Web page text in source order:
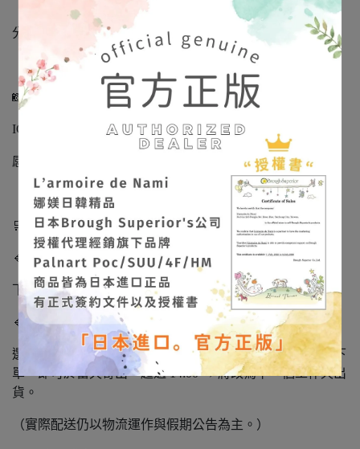
分享這份細緻、溫柔且充滿靈魂的美。
📸 作品實拍不定期更新
IG/FB： @larmoiredenami
感受飾品在光影下的立體質感與色彩層次。
🛒【出貨與預購說明】
🔹 現貨商品
下單後 下一個工作天出貨。
🔹 隔日到貨說明
選擇蝦皮「隔日到貨」的客人：請於 工作日 14:00 前完成下
單，即可於當天寄出。超過 14:00 → 將改為下一個工作天出
貨。
（實際配送仍以物流運作與假期公告為主。）